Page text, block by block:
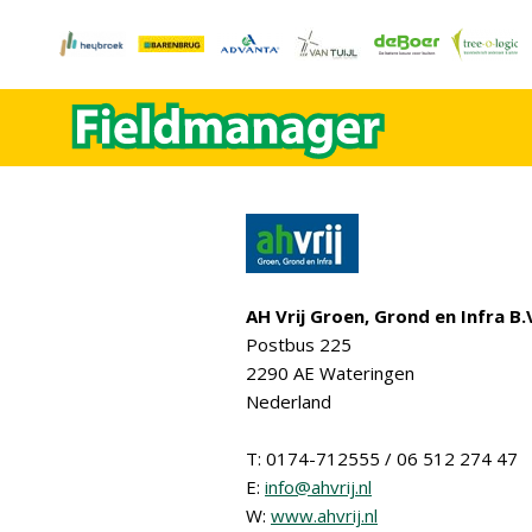
AH Vrij Groen, Grond en Infra
Postbus 225
2290 AE Wateringen
Nederland
T: 0174-712555 / 06 512 274 47
E: info@ahvrij.nl
W: www.ahvrij.nl